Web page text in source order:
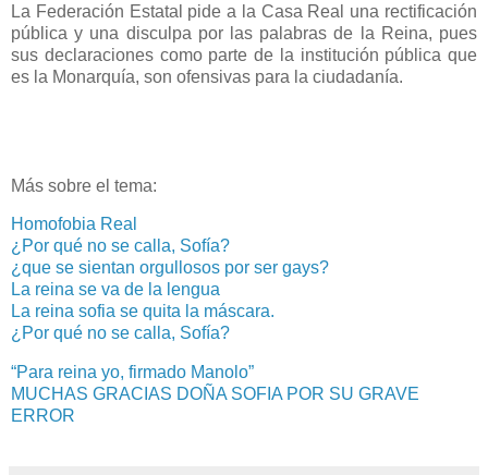
La Federación Estatal pide a la Casa Real una rectificación
pública y una disculpa por las palabras de la Reina, pues
sus declaraciones como parte de la institución pública que
es la Monarquía, son ofensivas para la ciudadanía.
Más sobre el tema:
Homofobia Real
¿Por qué no se calla, Sofía?
¿que se sientan orgullosos por ser gays?
La reina se va de la lengua
La reina sofia se quita la máscara.
¿Por qué no se calla, Sofía?
“Para reina yo, firmado Manolo”
MUCHAS GRACIAS DOÑA SOFIA POR SU GRAVE
ERROR